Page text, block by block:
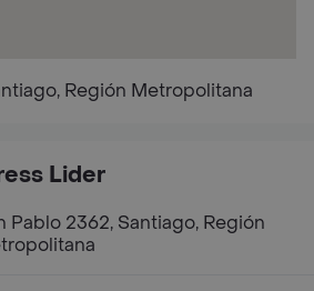
Región Metropolitana
Lider
Pablo 2362, Santiago, Región